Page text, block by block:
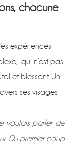
chacune
expériences
qui n’est pas
et blessant. Un
ses visages
voulais parler de
Du premier coup